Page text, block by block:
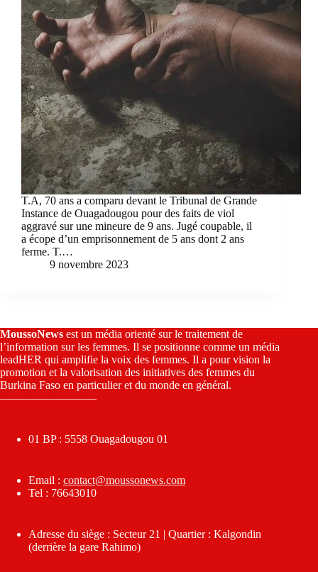
T.A, 70 ans a comparu devant le Tribunal de Grande
Instance de Ouagadougou pour des faits de viol
aggravé sur une mineure de 9 ans. Jugé coupable, il
a écope d’un emprisonnement de 5 ans dont 2 ans
ferme. T.…
9 novembre 2023
MoussoNews est un média orienté sur le traitement de
l’information sur les femmes. Il se positionne comme un média
leadHER qui amplifie la voix des femmes. Il a pour vision la
promotion et la valorisation des initiatives des femmes du
Burkina Faso en particulier et du monde en général.
————————–
01 BP : 5558 Ouagadougou 01
Email : contact@moussonews.com
Tel : 76643010
Adresse du siège : Secteur 21 | Quartier : Kalgondin
(derrière la gare Rahimo)